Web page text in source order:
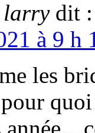
larry dit :
à 9
les
quoi